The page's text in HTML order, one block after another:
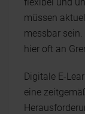
müssen
messbar
hier oft an
Digitale E-
eine